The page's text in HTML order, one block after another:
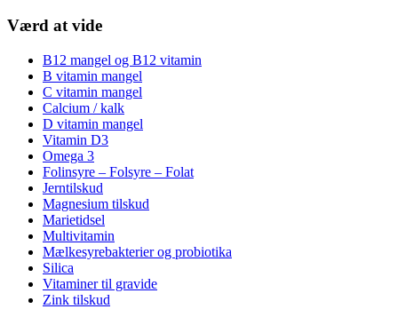
Værd at vide
B12 mangel og B12 vitamin
B vitamin mangel
C vitamin mangel
Calcium / kalk
D vitamin mangel
Vitamin D3
Omega 3
Folinsyre – Folsyre – Folat
Jerntilskud
Magnesium tilskud
Marietidsel
Multivitamin
Mælkesyrebakterier og probiotika
Silica
Vitaminer til gravide
Zink tilskud